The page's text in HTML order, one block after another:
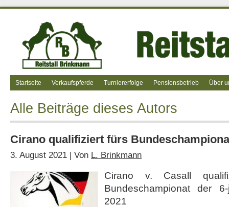
Startseite Verkaufspferde Turniererfolge Pensionsbetrieb Über
Alle Beiträge dieses Autors
Cirano qualifiziert fürs
3. August 2021 | Von L. Brinkmann
Cirano v. Casall
Bundeschampionat der
2021